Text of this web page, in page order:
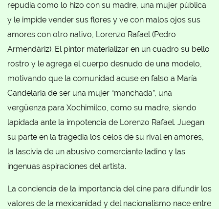
repudia como lo hizo con su madre, una mujer pública
y le impide vender sus flores y ve con malos ojos sus
amores con otro nativo, Lorenzo Rafael (Pedro
Armendáriz). El pintor materializar en un cuadro su bello
rostro y le agrega el cuerpo desnudo de una modelo,
motivando que la comunidad acuse en falso a María
Candelaria de ser una mujer “manchada”, una
vergüenza para Xochimilco, como su madre, siendo
lapidada ante la impotencia de Lorenzo Rafael. Juegan
su parte en la tragedia los celos de su rival en amores,
la lascivia de un abusivo comerciante ladino y las
ingenuas aspiraciones del artista.
La conciencia de la importancia del cine para difundir los
valores de la mexicanidad y del nacionalismo nace entre